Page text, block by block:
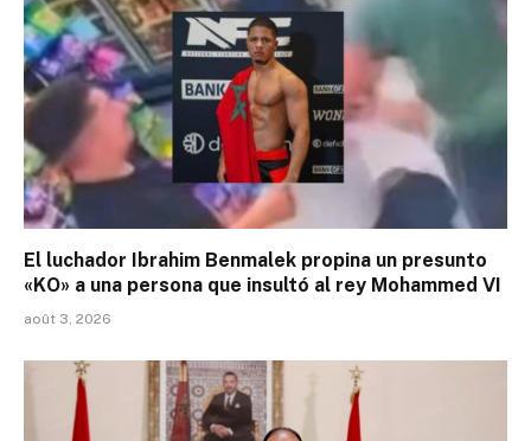
El luchador Ibrahim Benmalek propina un presunto
«KO» a una persona que insultó al rey Mohammed VI
août 3, 2026